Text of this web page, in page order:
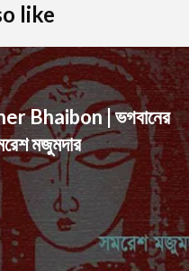
like
Bhaibon | ভগবানের
মজুমদার